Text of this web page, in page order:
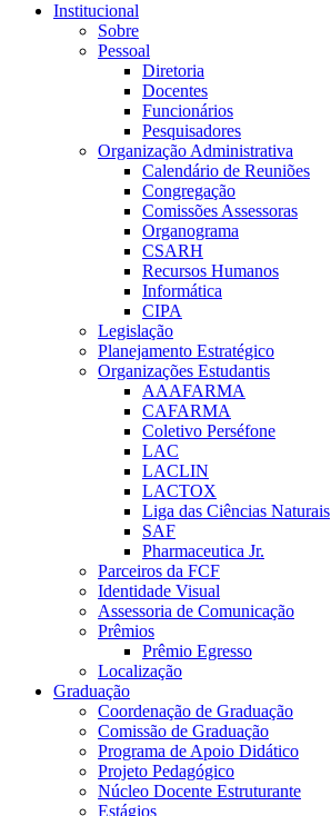
Institucional
Sobre
Pessoal
Diretoria
Docentes
Funcionários
Pesquisadores
Organização Administrativa
Calendário de Reuniões
Congregação
Comissões Assessoras
Organograma
CSARH
Recursos Humanos
Informática
CIPA
Legislação
Planejamento Estratégico
Organizações Estudantis
AAAFARMA
CAFARMA
Coletivo Perséfone
LAC
LACLIN
LACTOX
Liga das Ciências Naturais
SAF
Pharmaceutica Jr.
Parceiros da FCF
Identidade Visual
Assessoria de Comunicação
Prêmios
Prêmio Egresso
Localização
Graduação
Coordenação de Graduação
Comissão de Graduação
Programa de Apoio Didático
Projeto Pedagógico
Núcleo Docente Estruturante
Estágios